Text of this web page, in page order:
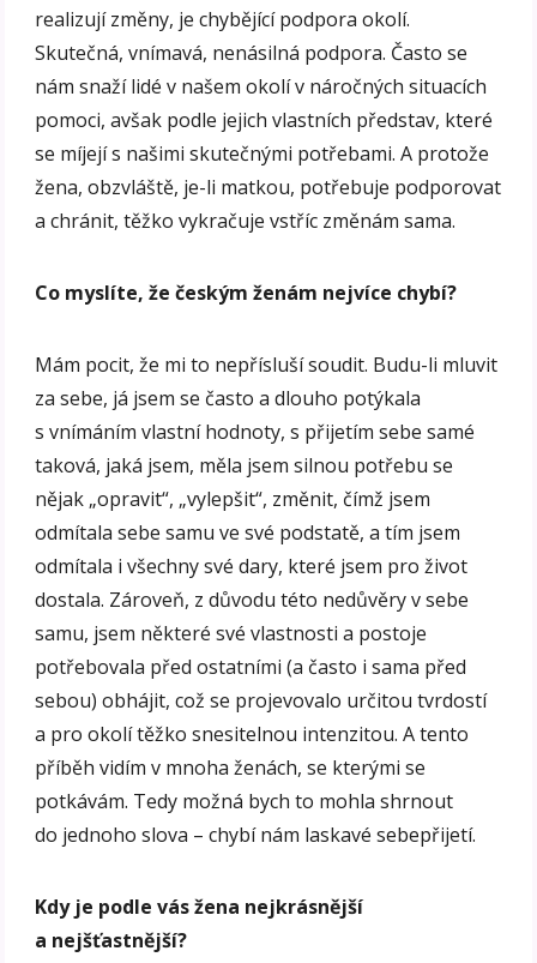
realizují změny, je chybějící podpora okolí.
Skutečná, vnímavá, nenásilná podpora. Často se
nám snaží lidé v našem okolí v náročných situacích
pomoci, avšak podle jejich vlastních představ, které
se míjejí s našimi skutečnými potřebami. A protože
žena, obzvláště, je-li matkou, potřebuje podporovat
a chránit, těžko vykračuje vstříc změnám sama.
Co myslíte, že českým ženám nejvíce chybí?
Mám pocit, že mi to nepřísluší soudit. Budu-li mluvit
za sebe, já jsem se často a dlouho potýkala
s vnímáním vlastní hodnoty, s přijetím sebe samé
taková, jaká jsem, měla jsem silnou potřebu se
nějak „opravit“, „vylepšit“, změnit, čímž jsem
odmítala sebe samu ve své podstatě, a tím jsem
odmítala i všechny své dary, které jsem pro život
dostala. Zároveň, z důvodu této nedůvěry v sebe
samu, jsem některé své vlastnosti a postoje
potřebovala před ostatními (a často i sama před
sebou) obhájit, což se projevovalo určitou tvrdostí
a pro okolí těžko snesitelnou intenzitou. A tento
příběh vidím v mnoha ženách, se kterými se
potkávám. Tedy možná bych to mohla shrnout
do jednoho slova – chybí nám laskavé sebepřijetí.
Kdy je podle vás žena nejkrásnější
a nejšťastnější?